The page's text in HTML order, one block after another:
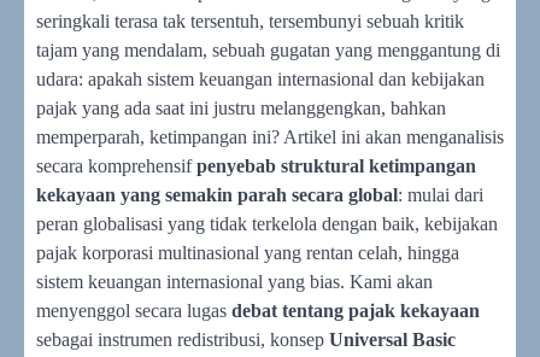
seringkali terasa tak tersentuh, tersembunyi sebuah kritik
tajam yang mendalam, sebuah gugatan yang menggantung di
udara: apakah sistem keuangan internasional dan kebijakan
pajak yang ada saat ini justru melanggengkan, bahkan
memperparah, ketimpangan ini? Artikel ini akan menganalisis
secara komprehensifpenyebab struktural ketimpangan
kekayaan yang semakin parah secara global: mulai dari
peran globalisasi yang tidak terkelola dengan baik, kebijakan
pajak korporasi multinasional yang rentan celah, hingga
sistem keuangan internasional yang bias. Kami akan
menyenggol secara lugas debat tentang pajak kekayaan
sebagai instrumen redistribusi, konsep Universal Basic